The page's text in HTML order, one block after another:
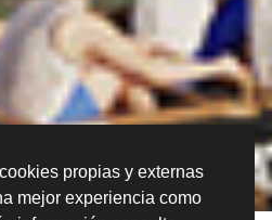
propias y externas
mejor experiencia como